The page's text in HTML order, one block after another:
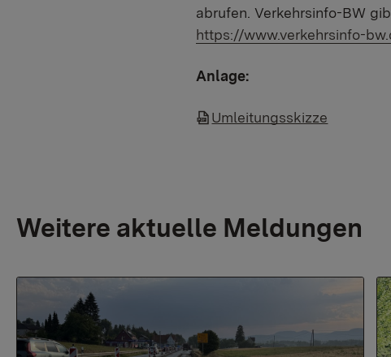
abrufen. Verkehrsinfo-BW
https://www.verkehrsinfo-
Anlage:
Umleitungsskizze
Weitere aktuelle Meldungen